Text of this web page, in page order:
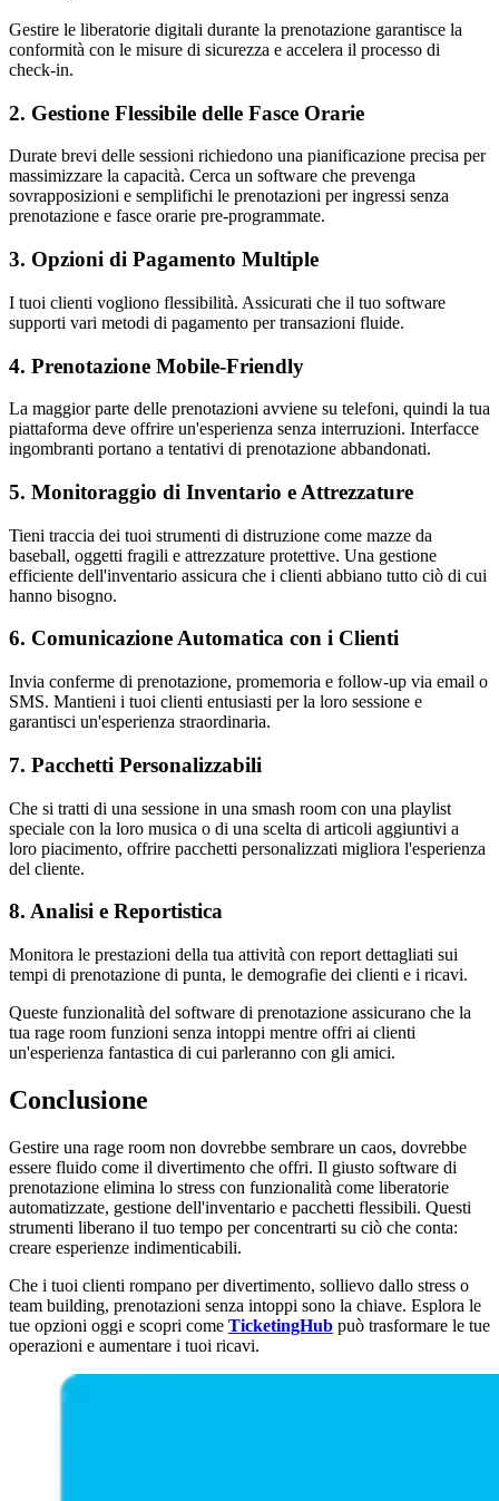
Gestire le liberatorie digitali durante la prenotazione garantisce la
conformità con le misure di sicurezza e accelera il processo di
check-in.
2. Gestione Flessibile delle Fasce Orarie
Durate brevi delle sessioni richiedono una pianificazione precisa per
massimizzare la capacità. Cerca un software che prevenga
sovrapposizioni e semplifichi le prenotazioni per ingressi senza
prenotazione e fasce orarie pre-programmate.
3. Opzioni di Pagamento Multiple
I tuoi clienti vogliono flessibilità. Assicurati che il tuo software
supporti vari metodi di pagamento per transazioni fluide.
4. Prenotazione Mobile-Friendly
La maggior parte delle prenotazioni avviene su telefoni, quindi la tua
piattaforma deve offrire un'esperienza senza interruzioni. Interfacce
ingombranti portano a tentativi di prenotazione abbandonati.
5. Monitoraggio di Inventario e Attrezzature
Tieni traccia dei tuoi strumenti di distruzione come mazze da
baseball, oggetti fragili e attrezzature protettive. Una gestione
efficiente dell'inventario assicura che i clienti abbiano tutto ciò di cui
hanno bisogno.
6. Comunicazione Automatica con i Clienti
Invia conferme di prenotazione, promemoria e follow-up via email o
SMS. Mantieni i tuoi clienti entusiasti per la loro sessione e
garantisci un'esperienza straordinaria.
7. Pacchetti Personalizzabili
Che si tratti di una sessione in una smash room con una playlist
speciale con la loro musica o di una scelta di articoli aggiuntivi a
loro piacimento, offrire pacchetti personalizzati migliora l'esperienza
del cliente.
8. Analisi e Reportistica
Monitora le prestazioni della tua attività con report dettagliati sui
tempi di prenotazione di punta, le demografie dei clienti e i ricavi.
Queste funzionalità del software di prenotazione assicurano che la
tua rage room funzioni senza intoppi mentre offri ai clienti
un'esperienza fantastica di cui parleranno con gli amici.
Conclusione
Gestire una rage room non dovrebbe sembrare un caos, dovrebbe
essere fluido come il divertimento che offri. Il giusto software di
prenotazione elimina lo stress con funzionalità come liberatorie
automatizzate, gestione dell'inventario e pacchetti flessibili. Questi
strumenti liberano il tuo tempo per concentrarti su ciò che conta:
creare esperienze indimenticabili.
Che i tuoi clienti rompano per divertimento, sollievo dallo stress o
team building, prenotazioni senza intoppi sono la chiave. Esplora le
tue opzioni oggi e scopri come TicketingHub può trasformare le tue
operazioni e aumentare i tuoi ricavi.